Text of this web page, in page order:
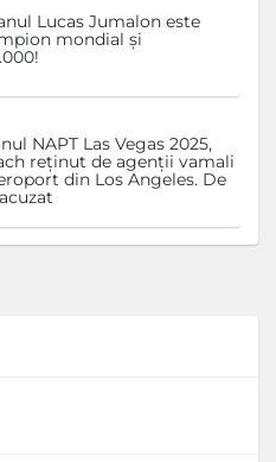
Lucas Jumalon este
mondial și
NAPT Las Vegas 2025,
reținut de agenții vamali
din Los Angeles. De